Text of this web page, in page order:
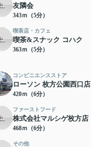
友隣会
343ｍ（5分）
喫茶店・カフェ
喫茶&スナック コハク
363ｍ（5分）
コンビニエンスストア
ローソン 枚方公園西口店
420ｍ（6分）
ファーストフード
株式会社マルシゲ枚方店
468ｍ（6分）
その他